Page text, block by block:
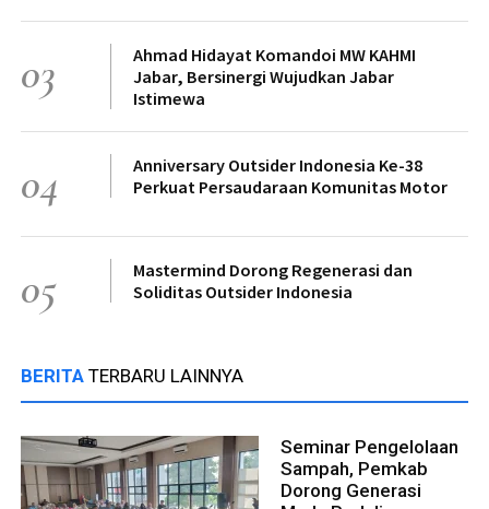
03
Ahmad Hidayat Komandoi MW KAHMI
Jabar, Bersinergi Wujudkan Jabar
Istimewa
04
Anniversary Outsider Indonesia Ke-38
Perkuat Persaudaraan Komunitas Motor
05
Mastermind Dorong Regenerasi dan
Soliditas Outsider Indonesia
BERITA TERBARU LAINNYA
Seminar Pengelolaan
Sampah, Pemkab
Dorong Generasi